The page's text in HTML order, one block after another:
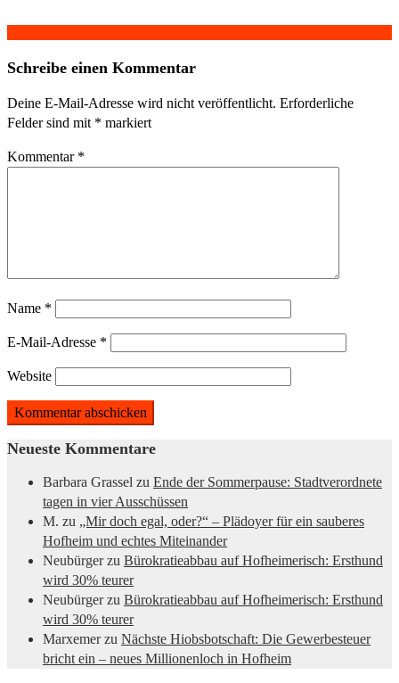
Schreibe einen Kommentar
Deine E-Mail-Adresse wird nicht veröffentlicht. Erforderliche
Felder sind mit * markiert
Kommentar *
Name *
E-Mail-Adresse *
Website
Neueste Kommentare
Barbara Grassel zu Ende der Sommerpause: Stadtverordnete
tagen in vier Ausschüssen
M. zu „Mir doch egal, oder?“ – Plädoyer für ein sauberes
Hofheim und echtes Miteinander
Neubürgerzu Bürokratieabbau auf Hofheimerisch: Ersthund
wird 30% teurer
Neubürgerzu Bürokratieabbau auf Hofheimerisch: Ersthund
wird 30% teurer
Marxemerzu Nächste Hiobsbotschaft: Die Gewerbesteuer
bricht ein – neues Millionenloch in Hofheim